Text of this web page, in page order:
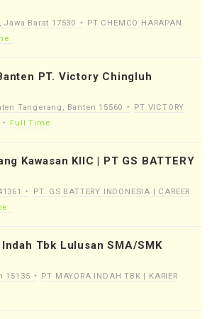
Barat 17530
PT CHEMCO HARAPAN
PT. Victory Chingluh
Tangerang, Banten 15560
PT VICTORY
Full Time
Kawasan KIIC | PT GS BATTERY
PT. GS BATTERY INDONESIA | CAREER
Tbk Lulusan SMA/SMK
15135
PT MAYORA INDAH TBK | KARIER